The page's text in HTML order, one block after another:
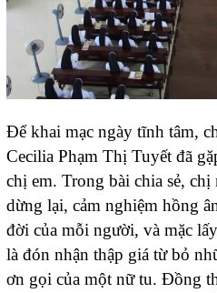
Để khai mạc ngày tĩnh tâm,
Cecilia Phạm Thị Tuyết đã
chị em. Trong bài chia sẻ,
dừng lại, cảm nghiệm hồng
đời của mỗi người, và mặc
là đón nhận thập giá từ bỏ
ơn gọi của một nữ tu. Đồng